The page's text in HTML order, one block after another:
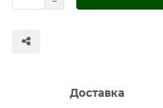
Доставка